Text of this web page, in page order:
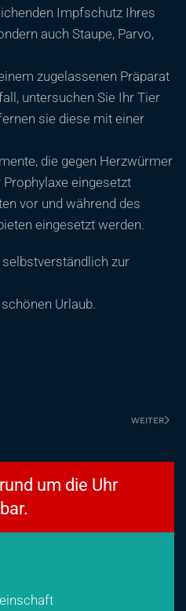
Impfschutz Ihres
auch Staupe, Parvo,
zugelassenen Präparat
untersuchen Sie Ihr Tier
sie diese mit einer
die gegen Herzwürmer
eingesetzt
vor und während des
eingesetzt werden.
zur
Urlaub.
WEITER
um die Uhr